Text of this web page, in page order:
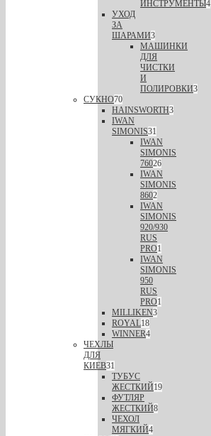
ИНСТРУМЕНТЫ4
УХОД
ЗА
ШАРАМИ3
МАШИНКИ
ДЛЯ
ЧИСТКИ
И
ПОЛИРОВКИ3
СУКНО70
HAINSWORTH3
IWAN
SIMONIS31
IWAN
SIMONIS
76026
IWAN
SIMONIS
8602
IWAN
SIMONIS
920/930
RUS
PRO1
IWAN
SIMONIS
950
RUS
PRO1
MILLIKEN3
ROYAL18
WINNER4
ЧЕХЛЫ
ДЛЯ
КИЕВ31
ТУБУС
ЖЕСТКИЙ19
ФУТЛЯР
ЖЕСТКИЙ8
ЧЕХОЛ
МЯГКИЙ4